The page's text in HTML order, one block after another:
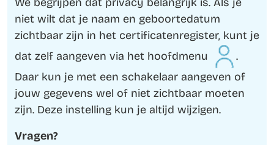
We begrijpen dat privacy belangrijk is. Als je
niet wilt dat je naam en geboortedatum
zichtbaar zijn in het certificatenregister, kunt je
dat zelf aangeven via het hoofdmenu
.
Daar kun je met een schakelaar aangeven of
jouw gegevens wel of niet zichtbaar moeten
zijn. Deze instelling kun je altijd wijzigen.
Vragen?